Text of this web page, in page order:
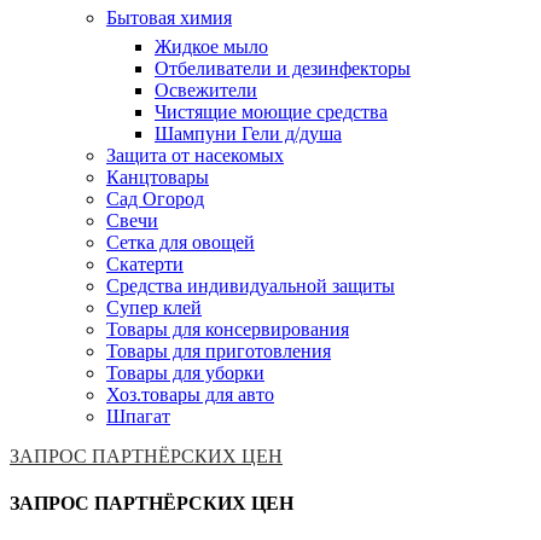
Бытовая химия
Жидкое мыло
Отбеливатели и дезинфекторы
Освежители
Чистящие моющие средства
Шампуни Гели д/душа
Защита от насекомых
Канцтовары
Сад Огород
Свечи
Сетка для овощей
Скатерти
Средства индивидуальной защиты
Супер клей
Товары для консервирования
Товары для приготовления
Товары для уборки
Хоз.товары для авто
Шпагат
ЗАПРОС ПАРТНЁРСКИХ ЦЕН
ЗАПРОС ПАРТНЁРСКИХ ЦЕН